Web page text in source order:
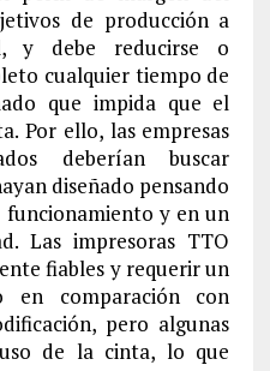
de producción a
y debe reducirse o
cualquier tiempo de
que impida que el
Por ello, las empresas
deberían buscar
diseñado pensando
y en un
Las impresoras TTO
fiables y requerir un
en comparación con
pero algunas
de la cinta, lo que